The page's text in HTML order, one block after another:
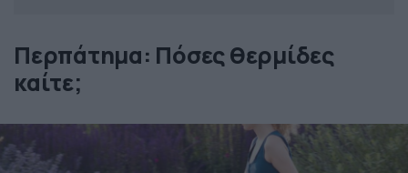
Περπάτημα: Πόσες θερμίδες
καίτε;